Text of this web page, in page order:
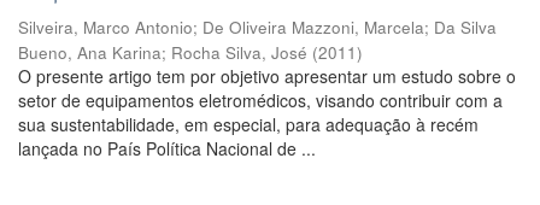
Silveira, Marco Antonio; De Oliveira Mazzoni, Marcela; Da Silva
Bueno, Ana Karina; Rocha Silva, José (2011)
O presente artigo tem por objetivo apresentar um estudo sobre o
setor de equipamentos eletromédicos, visando contribuir com a
sua sustentabilidade, em especial, para adequação à recém
lançada no País Política Nacional de ...